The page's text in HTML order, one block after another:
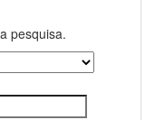
pesquisa.